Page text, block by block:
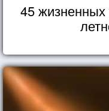
45 жизненных